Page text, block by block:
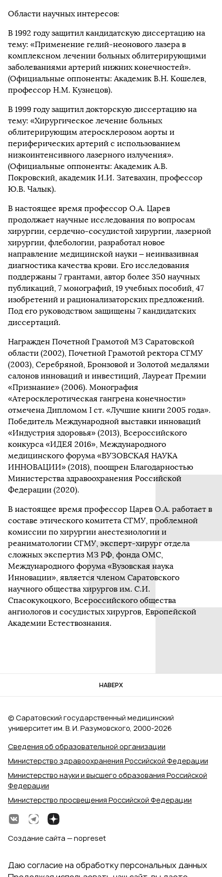
Области научных интересов:
В 1992 году защитил кандидатскую диссертацию на
тему: «Применение гелий-неонового лазера в
комплексном лечении больных облитерирующими
заболеваниями артерий нижних конечностей».
(Официальные оппоненты: Академик В.Н. Кошелев,
профессор Н.М. Кузнецов).
В 1999 году защитил докторскую диссертацию на
тему: «Хирургическое лечение больных
облитерирующим атеросклерозом аорты и
периферических артерий с использованием
низкоинтенсивного лазерного излучения».
(Официальные оппоненты: Академик А.В.
Покровский, академик И.И. Затевахин, профессор
Ю.В. Чалык).
В настоящее время профессор О.А. Царев
продолжает научные исследования по вопросам
хирургии, сердечно-сосудистой хирургии, лазерной
хирургии, флебологии, разработал новое
направление медицинской науки – неинвазивная
диагностика качества крови. Его исследования
поддержаны 7 грантами, автор более 350 научных
публикаций, 7 монографий, 19 учебных пособий, 47
изобретений и рационализаторских предложений.
Под его руководством защищены 7 кандидатских
диссертаций.
Награжден Почетной Грамотой МЗ Саратовской
области (2002), Почетной Грамотой ректора СГМУ
(2003), Серебряной, Бронзовой и Золотой медалями
салонов инноваций и инвестиций, Лауреат Премии
«Признание» (2006). Монография
«Атеросклеротическая гангрена конечности»
отмечена Дипломом I ст. «Лучшие книги 2005 года».
Победитель Международной выставки инноваций
«Индустрия здоровья» (2013), Всероссийского
конкурса «ИДЕЯ 2016», Международного
медицинского форума «ВУЗОВСКАЯ НАУКА
ИННОВАЦИИ» (2018), поощрен Благодарностью
Министерства здравоохранения Российской
Федерации (2020).
В настоящее время профессор Царев О.А. работает в
составе этического комитета СГМУ, проблемной
комиссии по хирургии анестезиологии и
реаниматологии СГМУ, эксперт-хирург отдела
сложных экспертиз МЗ РФ, фонда ОМС,
Международного форума «Вузовская наука
Инновации», является членом Саратовского
научного общества хирургов им. С.И.
Спасокукоцкого, Всероссийского общества
ангиологов и сосудистых хирургов, Европейской
Академии Естествознания.
НАВЕРХ
Сведения об образовательной организации
Министерство здравоохранения Российской Федерации
Министерство науки и высшего образования Российской
Федерации
Министерство просвещения Российской Федерации
© Саратовский государственный медицинский
университет им. В. И. Разумовского, 2000‑2026
Создание сайта — nopreset
Даю согласие на обработку персональных данных